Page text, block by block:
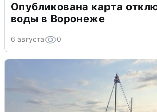
Опубликована карта
воды в Воронеже
6 августа 0